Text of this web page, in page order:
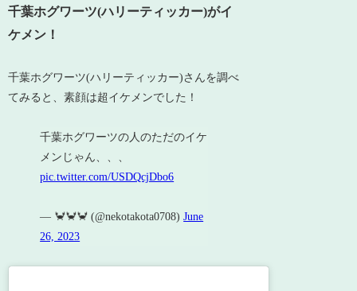
千葉ホグワーツ(ハリーティッカー)がイ
ケメン！
千葉ホグワーツ(ハリーティッカー)さんを調べ
てみると、素顔は超イケメンでした！
千葉ホグワーツの人のただのイケ
メンじゃん、、、
pic.twitter.com/USDQcjDbo6
— 🦀🦀🦀 (@nekotakota0708)June
26, 2023